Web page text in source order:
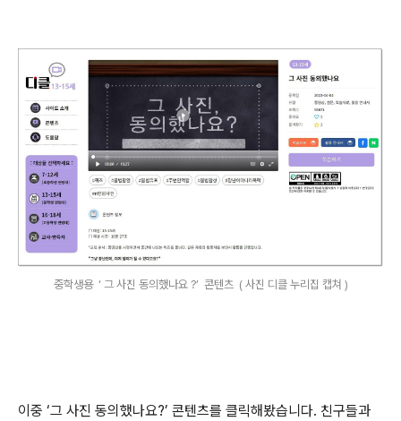
중학생용 ‘ 그 사진 동의했나요 ?’ 콘텐츠 ( 사진 디클 누리집 캡쳐 )
이중 ‘그 사진 동의했나요?’ 콘텐츠를 클릭해봤습니다. 친구들과